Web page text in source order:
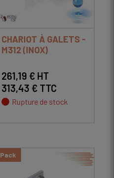
CHARIOT À GALETS -
M312 (INOX)
261,19 € HT
313,43 € TTC
Rupture de stock
Pack